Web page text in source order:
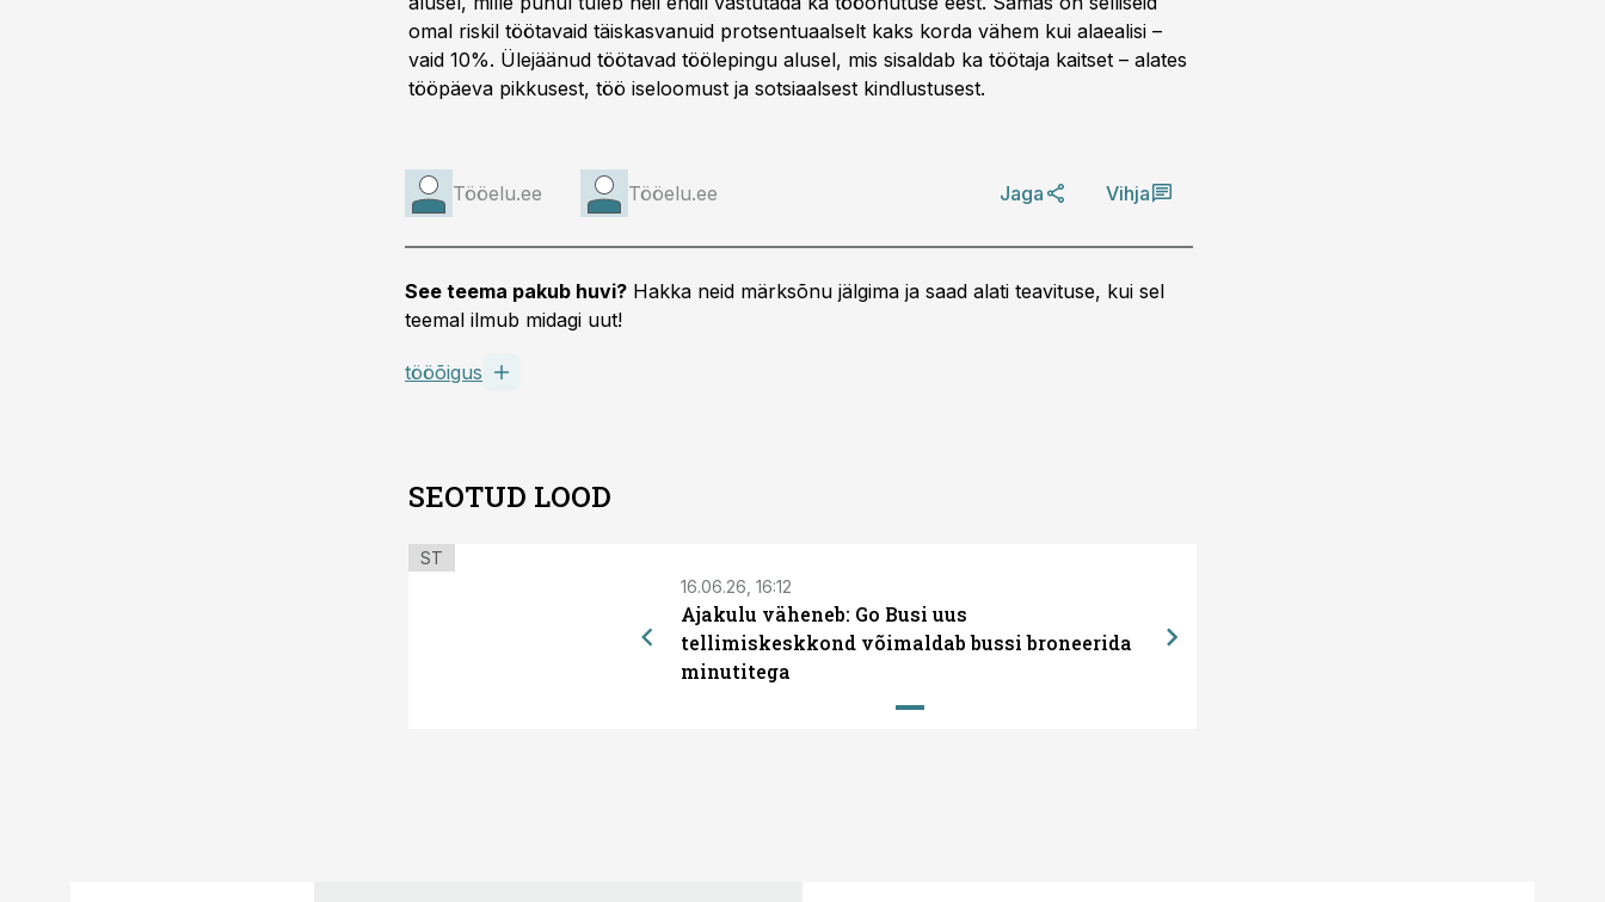
omal riskil töötavaid täiskasvanuid protsentuaalselt kaks korda vähem kui alaealisi –
vaid 10%. Ülejäänud töötavad töölepingu alusel, mis sisaldab ka töötaja kaitset – alates
tööpäeva pikkusest, töö iseloomust ja sotsiaalsest kindlustusest.
Tööelu.ee Tööelu.ee Jaga Vihja
See teema pakub huvi? Hakka neid märksõnu jälgima ja saad alati teavituse, kui sel
teemal ilmub midagi uut!
tööõigus
SEOTUD LOOD
ST
16.06.26, 16:12
Ajakulu väheneb: Go Busi uus
tellimiskeskkond võimaldab bussi broneerida
minutitega